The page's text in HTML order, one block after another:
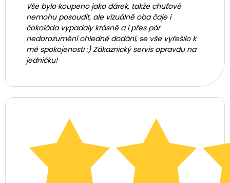
Vše bylo koupeno jako dárek, takže chuťově
nemohu posoudit, ale vizuálně oba čaje i
čokoláda vypadaly krásně a i přes pár
nedorozumění ohledně dodání, se vše vyřešilo k
mé spokojenosti :) Zákaznický servis opravdu na
jedničku!